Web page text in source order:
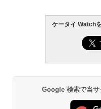
ケータイ Watch
Google 検索で当サ